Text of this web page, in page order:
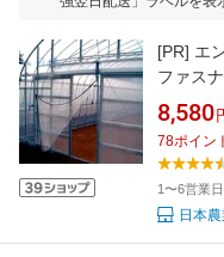
[PR] エ
ファス
庭菜園
品 農業
テム ガ
グッズ
8,580
78ポイン
1〜6営業
日本